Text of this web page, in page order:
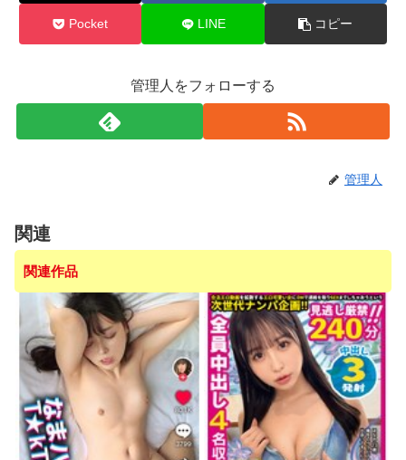
Pocket LINE コピー
管理人をフォローする
管理人
関連
関連作品